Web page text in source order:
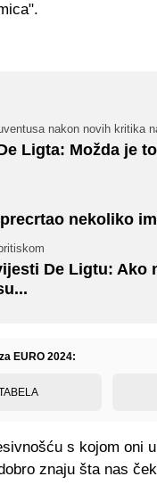
nakon novih kritika
Ligta: Možda je
nekoliko
De Ligtu: Ako
EURO 2024:
s kojom oni
znaju šta nas